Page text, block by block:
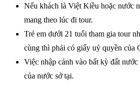
Nếu khách là Việt Kiều hoặc nước
mang theo lúc đi tour.
Trẻ em dưới 21 tuổi tham gia tour
cùng thì phải có giấy uỷ quyền của
Việc nhập cảnh vào bất kỳ đất nước
của nước sở tại.